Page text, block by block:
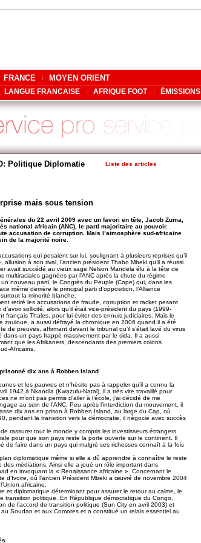
FRANCE MOYEN ORIENT
LANGUE FRANCAISE AFRIQUE FOOT ÉMISSIONS
Politique Diplomatie Liste des articles
mais sous tension
du 22 avril 2009 avec un favori en tête, Jacob Zuma,
national africain (ANC), le parti majoritaire au pouvoir.
accusation de corruption. Mais l’atmosphère sud-africaine
de la majorité noire.
qui pesaient sur lui, soulignant à plusieurs reprises qu’il
à son rival, l’ancien président Thabo Mbeki qu’il a réussi
avait succédé au vieux sage Nelson Mandela élu à la tête de
multiraciales gagnées par l’ANC après la chute du régime
nouveau parti, le Congrès du Peuple (Cope) qui, dans les
même derrière le principal parti d’opposition, l’Alliance
la minorité blanche.
retiré les accusations de fraude, corruption et racket pesant
sollicité, alors qu’il était vice-président du pays (1999-
français Thales, pour lui éviter des ennuis judiciaires. Mais le
zouloue, a aussi défrayé la chronique en 2006 quand il a été
de preuves, affirmant devant le tribunal qu’il s’était lavé du virus
un pays frappé massivement par le sida. Il a aussi
que les Afrikaners, descendants des premiers colons
Africains.
dix ans à Robben Island
et les pauvres et n’hésite pas à rappeler qu’il a connu la
1942 à Nkandla (Kwazulu-Natal), il a très vite travaillé pour
ne m’ont pas permis d’aller à l’école, j’ai décidé de me
au sein de l’ANC. Peu après l’interdiction du mouvement, il
dix ans en prison à Robben Island, au large du Cap, où
pendant la transition vers la démocratie, il négocie avec succès
rassurer tout le monde y compris les investisseurs étrangers
pour que son pays reste la porte ouverte sur le continent. Il
de faire dans un pays qui malgré ses richesses connaît à la fois
diplomatique même si elle a dû apprendre à connaître le reste
médiations. Ainsi elle a joué un rôle important dans
en invoquant la « Renaissance africaine ». Concernant le
d’Ivoire, où l’ancien Président Mbeki a œuvré de novembre 2004
africaine.
et diplomatique déterminant pour assurer le retour au calme, le
transition politique. En République démocratique du Congo,
de l’accord de transition politique (Sun City en avril 2003) et
Soudan et aux Comores et a constitué un relais essentiel au